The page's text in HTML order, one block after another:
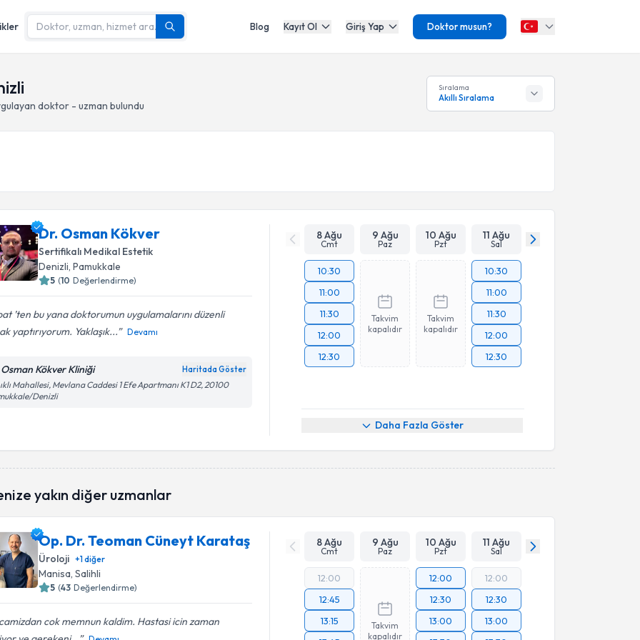
Blog Kayıt Ol Giriş Yap Doktor musun?
doktor - uzman bulundu
Sıralama
Akıllı Sıralama
Dr. Osman Kökver
Sertifikalı Medikal Estetik
Denizli, Pamukkale
5 (10 Değerlendirme)
’ten bu yana doktorumun uygulamalarını düzenli
yaptırıyorum. Yaklaşık...
Devamı
Kökver Kliniği Haritada Göster
Mahallesi, Mevlana Caddesi 1 Efe Apartmanı K1 D2, 20100
Denizli
8 Ağu
Cmt
9 Ağu
Paz
10 Ağu
Pzt
11 Ağu
Sal
10:30
11:00
11:30
12:00
12:30
Takvim
kapalıdır
Takvim
kapalıdır
10:30
11:00
11:30
12:00
12:30
Daha Fazla Göster
yakın diğer uzmanlar
Op. Dr. Teoman Cüneyt Karataş
Üroloji +1diğer
Manisa , Salihli
5 (43 Değerlendirme)
cok memnun kaldim. Hastasi icin zaman
8 Ağu
Cmt
9 Ağu
Paz
10 Ağu
Pzt
11 Ağu
Sal
12:00
12:45
13:15
Takvim
kapalıdır
12:00
12:30
13:00
12:00
12:30
13:00